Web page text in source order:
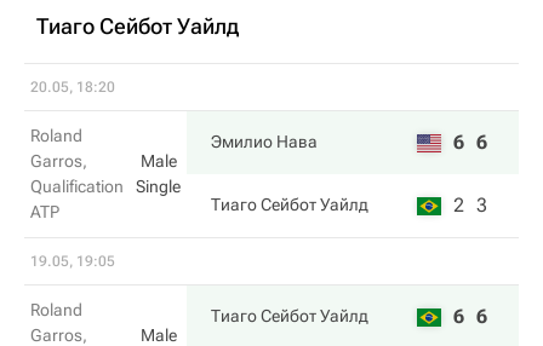
Тиаго Сейбот Уайлд
20.05, 18:20
Roland
Garros,
Qualification
ATP
Male
Single
Эмилио Нава 6 6
Тиаго Сейбот Уайлд 2 3
19.05, 19:05
Roland
Garros,
Male
Тиаго Сейбот Уайлд 6 6